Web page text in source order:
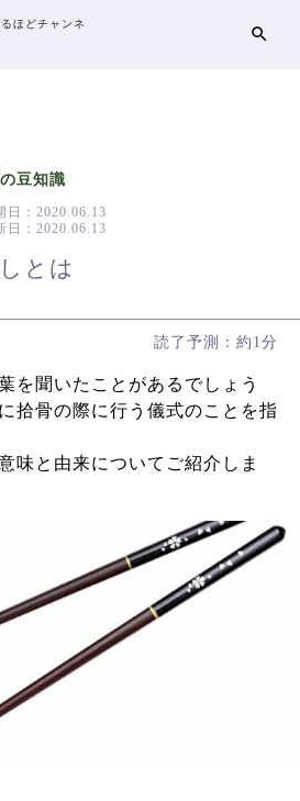
ほどチャンネ
豆知識
日： 2020.06.13
日： 2020.06.13
とは
読了予測：約1分
を聞いたことがあるでしょう
拾骨の際に行う儀式のことを指
味と由来についてご紹介しま